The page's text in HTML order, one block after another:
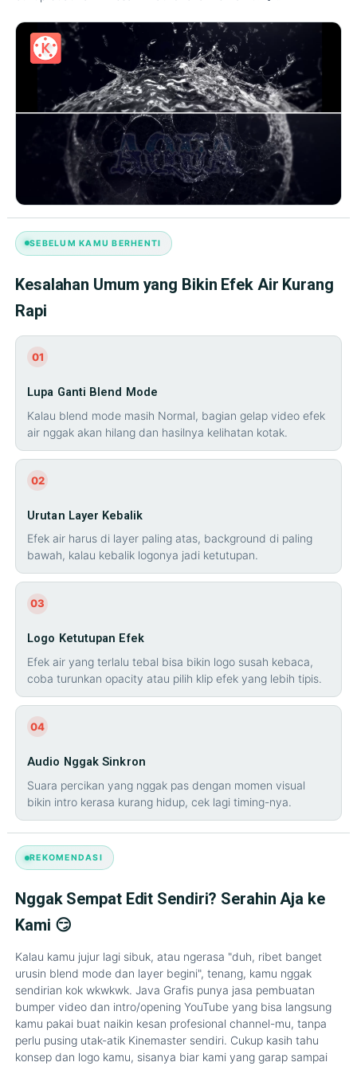
SEBELUM KAMU BERHENTI
Kesalahan Umum yang Bikin Efek Air Kurang
Rapi
01
Lupa Ganti Blend Mode
Kalau blend mode masih Normal, bagian gelap video efek
air nggak akan hilang dan hasilnya kelihatan kotak.
02
Urutan Layer Kebalik
Efek air harus di layer paling atas, background di paling
bawah, kalau kebalik logonya jadi ketutupan.
03
Logo Ketutupan Efek
Efek air yang terlalu tebal bisa bikin logo susah kebaca,
coba turunkan opacity atau pilih klip efek yang lebih tipis.
04
Audio Nggak Sinkron
Suara percikan yang nggak pas dengan momen visual
bikin intro kerasa kurang hidup, cek lagi timing-nya.
REKOMENDASI
Nggak Sempat Edit Sendiri? Serahin Aja ke
Kami 😏
Kalau kamu jujur lagi sibuk, atau ngerasa "duh, ribet banget
urusin blend mode dan layer begini", tenang, kamu nggak
sendirian kok wkwkwk. Java Grafis punya jasa pembuatan
bumper video dan intro/opening YouTube yang bisa langsung
kamu pakai buat naikin kesan profesional channel-mu, tanpa
perlu pusing utak-atik Kinemaster sendiri. Cukup kasih tahu
konsep dan logo kamu, sisanya biar kami yang garap sampai